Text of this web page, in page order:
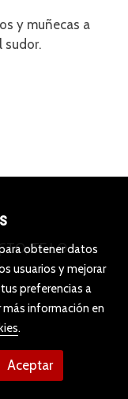
y muñecas a
sudor.
TE LO
obtener datos
usuarios y mejorar
preferencias a
información en
.
Aceptar